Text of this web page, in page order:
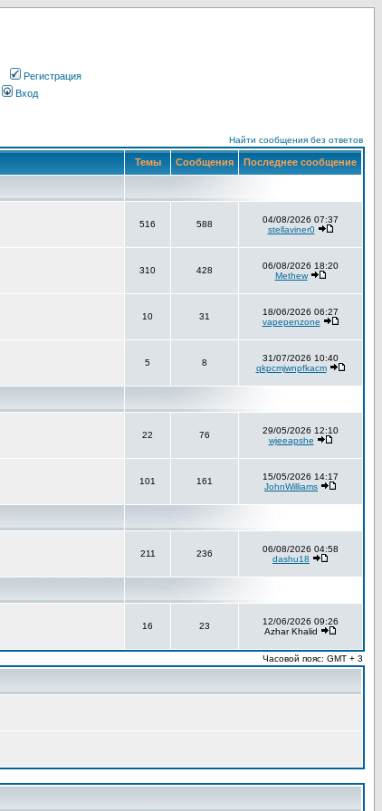
Регистрация
Вход
Найти сообщения без ответов
Темы Сообщения Последнее сообщение
516 588
04/08/2026 07:37
stellaviner0
310 428
06/08/2026 18:20
Methew
10 31
18/06/2026 06:27
vapepenzone
5 8
31/07/2026 10:40
qkpcmjwnpfkacm
22 76
29/05/2026 12:10
wjeeapshe
101 161
15/05/2026 14:17
JohnWilliams
211 236
06/08/2026 04:58
dashu18
16 23
12/06/2026 09:26
Azhar Khalid
Часовой пояс: GMT + 3